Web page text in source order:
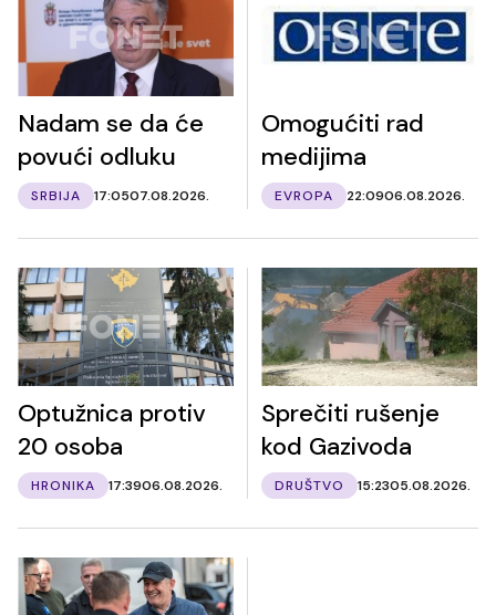
Nadam se da će
povući odluku
SRBIJA 17:0507.08.2026.
Omogućiti rad
medijima
EVROPA 22:0906.08.2026.
Optužnica protiv
20 osoba
HRONIKA 17:3906.08.2026.
Sprečiti rušenje
kod Gazivoda
DRUŠTVO 15:2305.08.2026.